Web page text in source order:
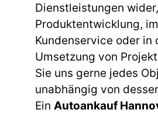
Dienstleistungen
Produktentwicklung, im
Kundenservice oder in
Umsetzung von
Sie uns gerne jedes
unabhängig von
Ein Autoankauf